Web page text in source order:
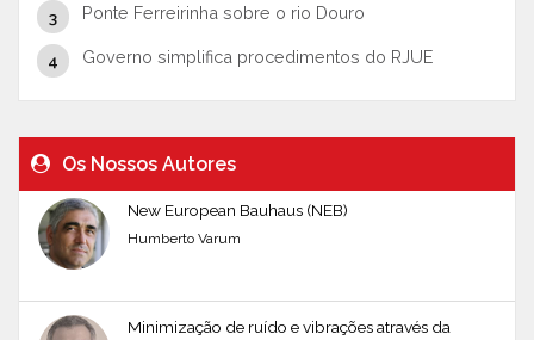
Ponte Ferreirinha sobre o rio Douro
Governo simplifica procedimentos do RJUE
Os Nossos Autores
New European Bauhaus (NEB)
Humberto Varum
Minimização de ruído e vibrações através da